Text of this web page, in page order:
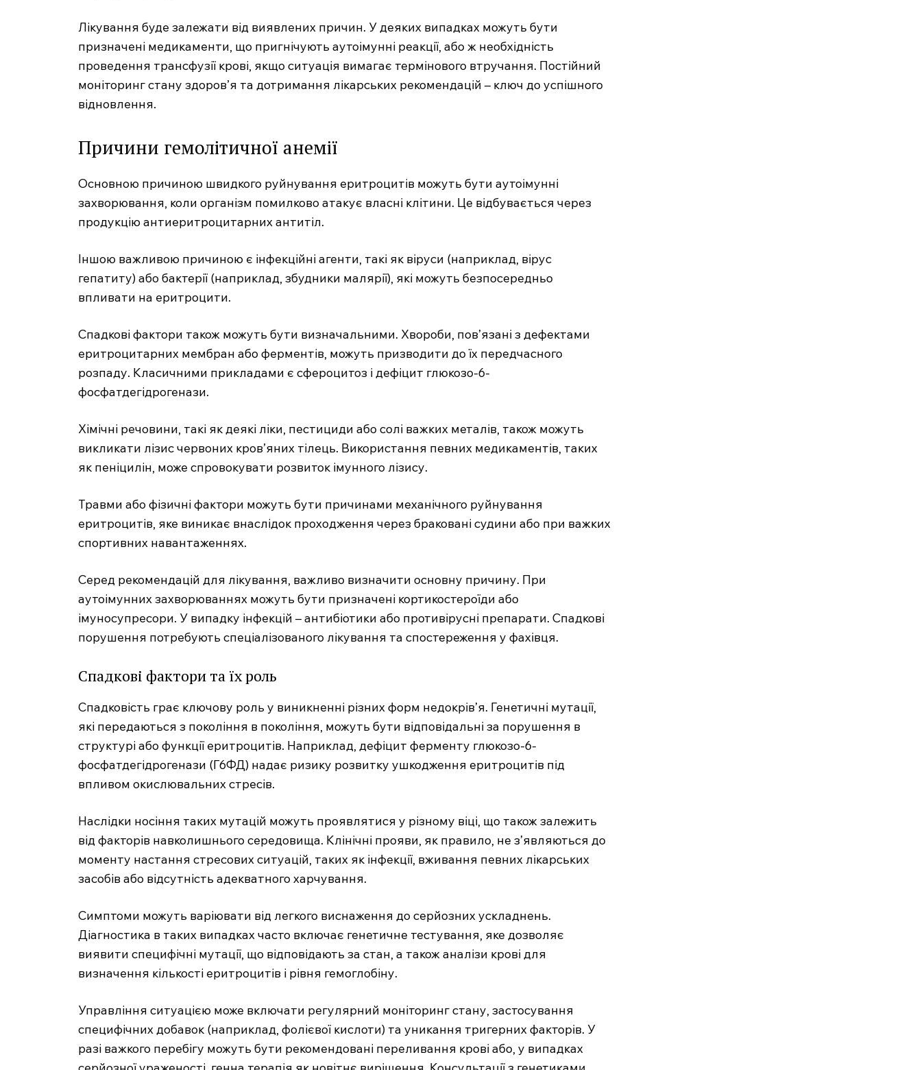
MedTerms.com.ua
професійний медичний
портал
SUBSCRIBE NOW
Company
Мій акаунт
Медичні книги
Лікування буде залежати від виявлених причин. У деяких випадках можуть бути
призначені медикаменти, що пригнічують аутоімунні реакції, або ж необхідність
проведення трансфузії крові, якщо ситуація вимагає термінового втручання. Постійний
моніторинг стану здоров’я та дотримання лікарських рекомендацій – ключ до успішного
відновлення.
Причини гемолітичної анемії
Основною причиною швидкого руйнування еритроцитів можуть бути аутоімунні
захворювання, коли організм помилково атакує власні клітини. Це відбувається через
продукцію антиеритроцитарних антитіл.
Іншою важливою причиною є інфекційні агенти, такі як віруси (наприклад, вірус
гепатиту) або бактерії (наприклад, збудники малярії), які можуть безпосередньо
впливати на еритроцити.
Спадкові фактори також можуть бути визначальними. Хвороби, пов’язані з дефектами
еритроцитарних мембран або ферментів, можуть призводити до їх передчасного
розпаду. Класичними прикладами є сфероцитоз і дефіцит глюкозо-6-
фосфатдегідрогенази.
Хімічні речовини, такі як деякі ліки, пестициди або солі важких металів, також можуть
викликати лізис червоних кров’яних тілець. Використання певних медикаментів, таких
як пеніцилін, може спровокувати розвиток імунного лізису.
Травми або фізичні фактори можуть бути причинами механічного руйнування
еритроцитів, яке виникає внаслідок проходження через браковані судини або при важких
спортивних навантаженнях.
Серед рекомендацій для лікування, важливо визначити основну причину. При
аутоімунних захворюваннях можуть бути призначені кортикостероїди або
імуносупресори. У випадку інфекцій – антибіотики або противірусні препарати. Спадкові
порушення потребують спеціалізованого лікування та спостереження у фахівця.
Спадкові фактори та їх роль
Спадковість грає ключову роль у виникненні різних форм недокрів’я. Генетичні мутації,
які передаються з покоління в покоління, можуть бути відповідальні за порушення в
структурі або функції еритроцитів. Наприклад, дефіцит ферменту глюкозо-6-
фосфатдегідрогенази (Г6ФД) надає ризику розвитку ушкодження еритроцитів під
впливом окислювальних стресів.
Наслідки носіння таких мутацій можуть проявлятися у різному віці, що також залежить
від факторів навколишнього середовища. Клінічні прояви, як правило, не з’являються до
моменту настання стресових ситуацій, таких як інфекції, вживання певних лікарських
засобів або відсутність адекватного харчування.
Симптоми можуть варіювати від легкого виснаження до серйозних ускладнень.
Діагностика в таких випадках часто включає генетичне тестування, яке дозволяє
виявити специфічні мутації, що відповідають за стан, а також аналізи крові для
визначення кількості еритроцитів і рівня гемоглобіну.
Управління ситуацією може включати регулярний моніторинг стану, застосування
специфічних добавок (наприклад, фолієвої кислоти) та уникання тригерних факторів. У
разі важкого перебігу можуть бути рекомендовані переливання крові або, у випадках